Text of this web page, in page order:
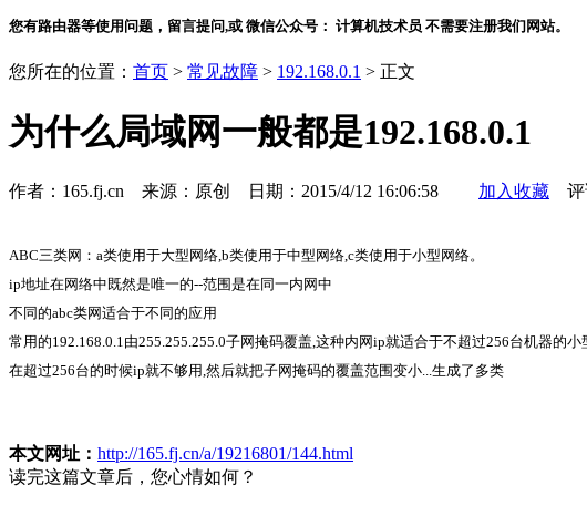
您有路由器等使用问题，留言提问,或 微信公众号： 计算机技术员 不需要注册我们网站。
您所在的位置： 首页 > 常见故障 > 192.168.0.1 > 正文
为什么局域网一般都是192.168.0.1
作者：165.fj.cn 来源：原创 日期：2015/4/12 16:06:58 加入收藏 评
ABC三类网：a类使用于大型网络,b类使用于中型网络,c类使用于小型网络。
ip地址在网络中既然是唯一的--范围是在同一内网中
不同的abc类网适合于不同的应用
常用的192.168.0.1由255.255.255.0子网掩码覆盖,这种内网ip就适合于不超过256台机器的
在超过256台的时候ip就不够用,然后就把子网掩码的覆盖范围变小...生成了多类
本文网址： http://165.fj.cn/a/19216801/144.html
读完这篇文章后，您心情如何？